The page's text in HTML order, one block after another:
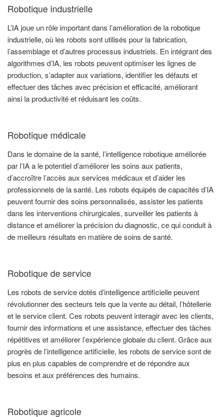
Robotique industrielle
L’IA joue un rôle important dans l’amélioration de la robotique
industrielle, où les robots sont utilisés pour la fabrication,
l’assemblage et d’autres processus industriels. En intégrant des
algorithmes d’IA, les robots peuvent optimiser les lignes de
production, s’adapter aux variations, identifier les défauts et
effectuer des tâches avec précision et efficacité, améliorant
ainsi la productivité et réduisant les coûts.
Robotique médicale
Dans le domaine de la santé, l’intelligence robotique améliorée
par l’IA a le potentiel d’améliorer les soins aux patients,
d’accroître l’accès aux services médicaux et d’aider les
professionnels de la santé. Les robots équipés de capacités d’IA
peuvent fournir des soins personnalisés, assister les patients
dans les interventions chirurgicales, surveiller les patients à
distance et améliorer la précision du diagnostic, ce qui conduit à
de meilleurs résultats en matière de soins de santé.
Robotique de service
Les robots de service dotés d’intelligence artificielle peuvent
révolutionner des secteurs tels que la vente au détail, l’hôtellerie
et le service client. Ces robots peuvent interagir avec les clients,
fournir des informations et une assistance, effectuer des tâches
répétitives et améliorer l’expérience globale du client. Grâce aux
progrès de l’intelligence artificielle, les robots de service sont de
plus en plus capables de comprendre et de répondre aux
besoins et aux préférences des humains.
Robotique agricole